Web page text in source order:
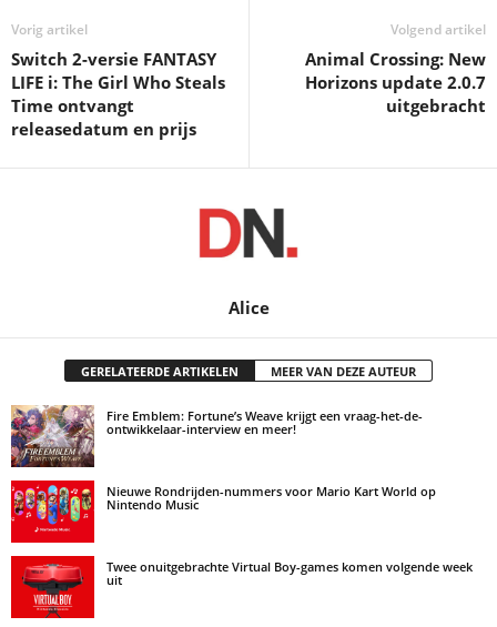
Vorig artikel
Switch 2-versie FANTASY
LIFE i: The Girl Who Steals
Time ontvangt
releasedatum en prijs
Volgend artikel
Animal Crossing: New
Horizons update 2.0.7
uitgebracht
Alice
GERELATEERDE ARTIKELEN MEER VAN DEZE AUTEUR
Fire Emblem: Fortune’s Weave krijgt een vraag-het-de-
ontwikkelaar-interview en meer!
Nieuwe Rondrijden-nummers voor Mario Kart World op
Nintendo Music
Twee onuitgebrachte Virtual Boy-games komen volgende week
uit